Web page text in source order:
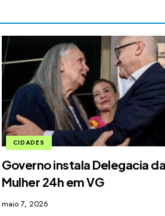
CIDADES
Governo instala Delegacia da
Mulher 24h em VG
maio 7, 2026